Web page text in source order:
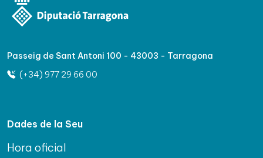
Passeig de Sant Antoni 100 - 43003 - Tarragona
(+34) 977 29 66 00
Dades de la Seu
Hora oficial